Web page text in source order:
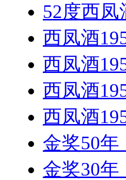
52度西凤
西凤酒
西凤酒
西凤酒
西凤酒
金奖50年
金奖30年